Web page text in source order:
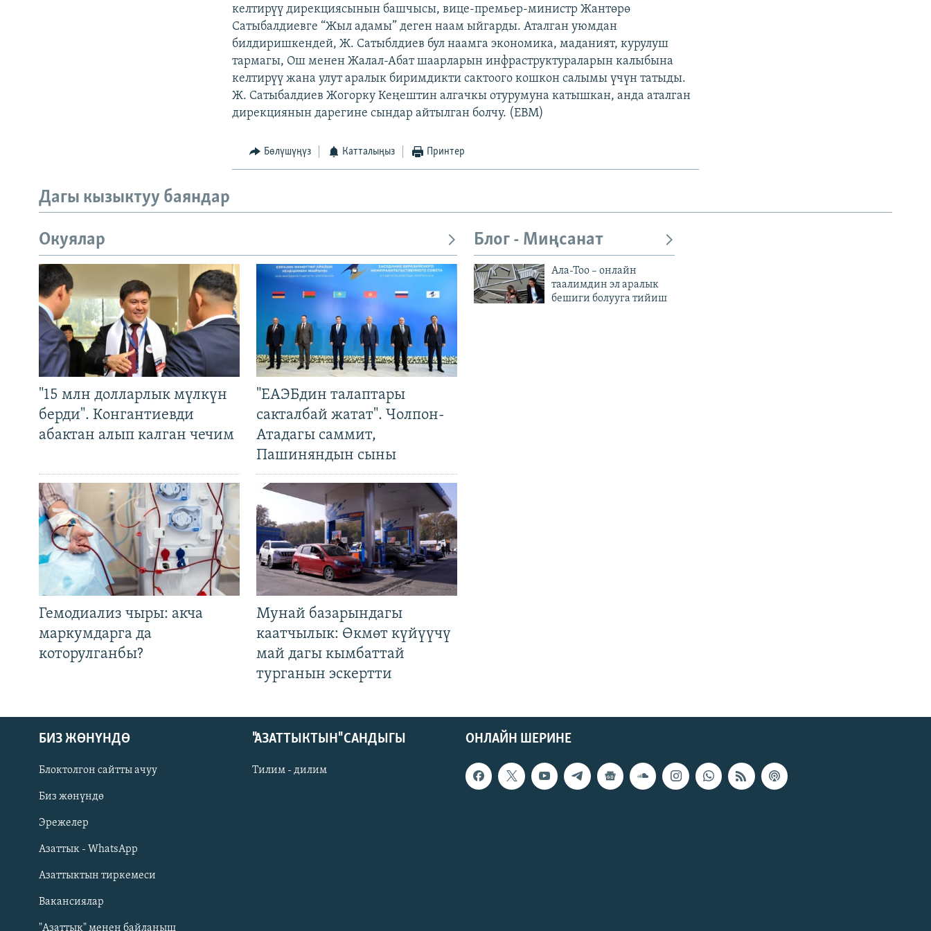
Русский
ОНЛАЙН ШЕРИНЕ
келтирүү дирекциясынын башчысы, вице-премьер-министр Жантөрө
Сатыбалдиевге “Жыл адамы” деген наам ыйгарды. Аталган уюмдан
билдиришкендей, Ж. Сатыблдиев бул наамга экономика, маданият, курулуш
тармагы, Ош менен Жалал-Абат шаарларын инфраструктураларын калыбына
келтирүү жана улут аралык биримдикти сактоого кошкон салымы үчүн татыды.
Ж. Сатыбалдиев Жогорку Кеңештин алгачкы отурумуна катышкан, анда аталган
дирекциянын дарегине сындар айтылган болчу. (EBM)
Бөлүшүңүз Катталыңыз Принтер
Дагы кызыктуу баяндар
Окуялар
"15 млн долларлык мүлкүн
берди". Конгантиевди
абактан алып калган чечим
"ЕАЭБдин талаптары
сакталбай жатат". Чолпон-
Атадагы саммит,
Пашиняндын сыны
Гемодиализ чыры: акча
маркумдарга да
которулганбы?
Мунай базарындагы
каатчылык: Өкмөт күйүүчү
май дагы кымбаттай
турганын эскертти
Блог - Миңсанат
Ала-Тоо – онлайн
таалимдин эл аралык
бешиги болууга тийиш
ОНЛАЙН ШЕРИНЕ
БИЗ ЖӨНҮНДӨ
Блоктолгон сайтты ачуу
Биз жөнүндө
Эрежелер
Азаттык - WhatsApp
Азаттыктын тиркемеси
Вакансиялар
"Азаттык" менен байланыш
"АЗАТТЫКТЫН" САНДЫГЫ
Тилим - дилим